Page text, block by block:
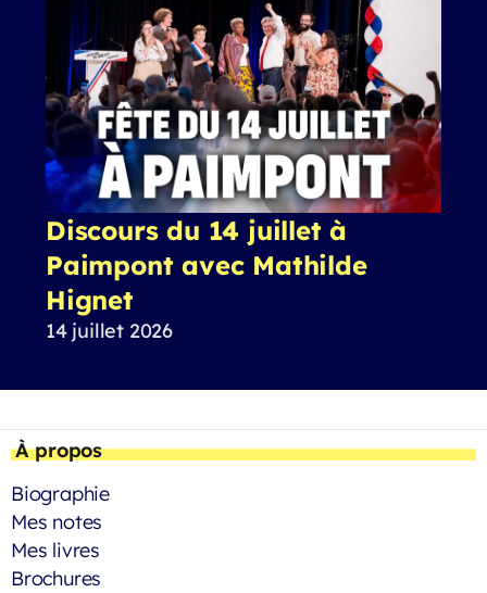
Discours du 14 juillet à
Paimpont avec Mathilde
Hignet
14 juillet 2026
À propos
Biographie
Mes notes
Mes livres
Brochures